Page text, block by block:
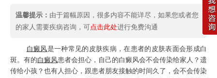
温馨提示： 由于篇幅原因，很多内容不能详尽，如果您或者您
的家人需要疾病咨询，可点击此处进行免费沟通
白癜风是一种常见的皮肤疾病，在患者的皮肤表面会形成白
斑。有的白癜风患者会担心，自己的白癜风会不会传染给家人？遗
传给小孩？也有人担心，跟患者朋友接触的时间久了，会不会传染